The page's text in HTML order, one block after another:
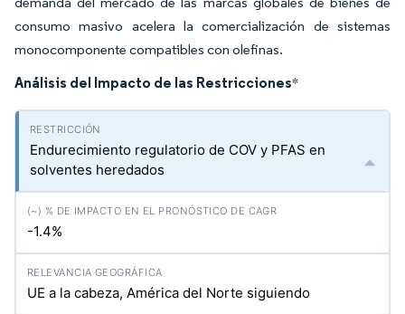
consumo masivo acelera la comercialización de sistemas
monocomponente compatibles con olefinas.
Análisis del Impacto de las Restricciones*
Endurecimiento regulatorio de COV y PFAS en
solventes heredados
-1.4%
UE a la cabeza, América del Norte siguiendo